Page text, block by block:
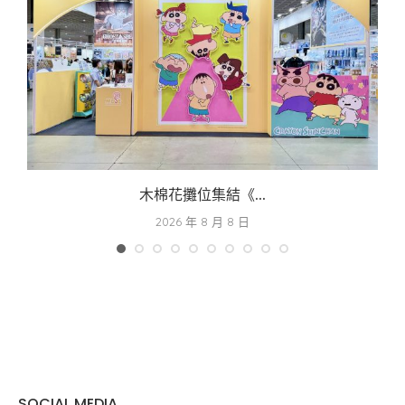
木棉花攤位集結《...
2026 年 8 月 8 日